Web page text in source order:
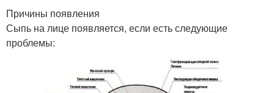
Причины появления
Сыпь на лице появляется, если есть следующие
проблемы: